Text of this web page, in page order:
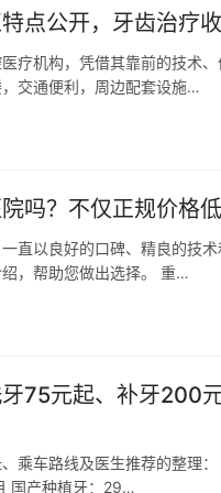
点公开，牙齿治疗
疗机构，凭借其靠前的技术
交通便利，周边配套设施…
吗？不仅正规价格低
直以良好的口碑、精良的技
，帮助您做出选择。 重…
75元起、补牙200
乘车路线及医生推荐的整理
国产种植牙：29…